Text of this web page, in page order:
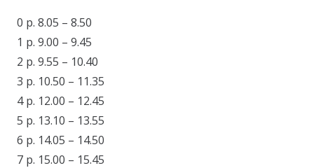
0 p. 8.05 – 8.50
1 p. 9.00 – 9.45
2 p. 9.55 – 10.40
3 p. 10.50 – 11.35
4 p. 12.00 – 12.45
5 p. 13.10 – 13.55
6 p. 14.05 – 14.50
7 p. 15.00 – 15.45